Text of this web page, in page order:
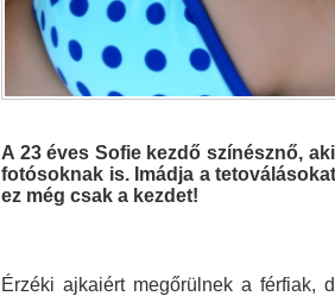
A 23 éves Sofie kezdő színésznő,
fotósoknak is. Imádja a
ez még csak a kezdet!
Érzéki ajkaiért megőrülnek a férfiak,